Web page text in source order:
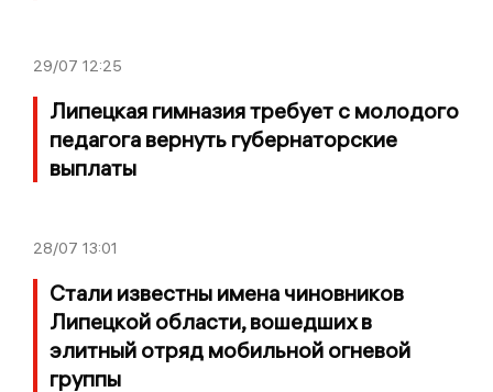
29/07 12:25
Липецкая гимназия требует с молодого
педагога вернуть губернаторские
выплаты
28/07 13:01
Стали известны имена чиновников
Липецкой области, вошедших в
элитный отряд мобильной огневой
группы